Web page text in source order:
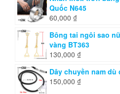
Quốc N645
60,000 ₫
Bông tai ngôi sao
vàng BT363
130,000 ₫
Dây chuyền nam dù
150,000 ₫